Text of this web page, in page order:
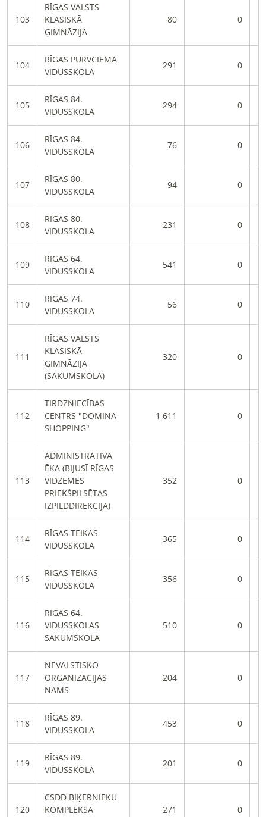
103
RĪGAS VALSTS
KLASISKĀ
ĢIMNĀZIJA
80 0
104
RĪGAS PURVCIEMA
VIDUSSKOLA
291 0
105
RĪGAS 84.
VIDUSSKOLA
294 0
106
RĪGAS 84.
VIDUSSKOLA
76 0
107
RĪGAS 80.
VIDUSSKOLA
94 0
108
RĪGAS 80.
VIDUSSKOLA
231 0
109
RĪGAS 64.
VIDUSSKOLA
541 0
110
RĪGAS 74.
VIDUSSKOLA
56 0
111
RĪGAS VALSTS
KLASISKĀ
ĢIMNĀZIJA
(SĀKUMSKOLA)
320 0
112
TIRDZNIECĪBAS
CENTRS "DOMINA
SHOPPING"
1 611 0
113
ADMINISTRATĪVĀ
ĒKA (BIJUSĪ RĪGAS
VIDZEMES
PRIEKŠPILSĒTAS
IZPILDDIREKCIJA)
352 0
114
RĪGAS TEIKAS
VIDUSSKOLA
365 0
115
RĪGAS TEIKAS
VIDUSSKOLA
356 0
116
RĪGAS 64.
VIDUSSKOLAS
SĀKUMSKOLA
510 0
117
NEVALSTISKO
ORGANIZĀCIJAS
NAMS
204 0
118
RĪGAS 89.
VIDUSSKOLA
453 0
119
RĪGAS 89.
VIDUSSKOLA
201 0
120
CSDD BIĶERNIEKU
KOMPLEKSĀ
271 0